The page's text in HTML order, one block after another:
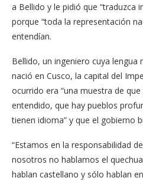
a Bellido y le pidió que “traduzca
porque “toda la representación
entendían.
Bellido, un ingeniero cuya lengua
nació en Cusco, la capital del
ocurrido era “una muestra de
entendido, que hay pueblos
tienen idioma” y que el gobierno
“Estamos en la responsabilidad
nosotros no hablamos el
hablan castellano y sólo hablan